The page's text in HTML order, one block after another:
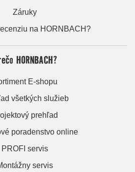
Záruky
na HORNBACH?
HORNBACH?
E-shopu
všetkých služieb
prehľad
poradenstvo online
PROFI servis
servis